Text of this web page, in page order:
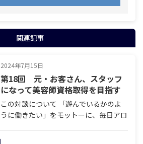
関連記事
2024年7月15日
第18回 元・お客さん、スタッフ
になって美容師資格取得を目指す
この対談について 「遊んでいるかのよ
うに働きたい」をモットーに、毎日アロ
上巧さん。自身が経営するヘアサロン